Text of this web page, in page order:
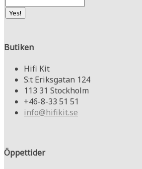
Butiken
Hifi Kit
S:t Eriksgatan 124
113 31 Stockholm
+46-8-33 51 51
info@hifikit.se
Öppettider